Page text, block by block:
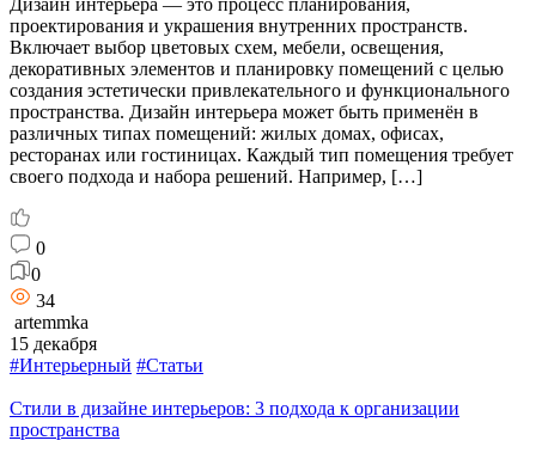
Дизайн интерьера — это процесс планирования,
проектирования и украшения внутренних пространств.
Включает выбор цветовых схем, мебели, освещения,
декоративных элементов и планировку помещений с целью
создания эстетически привлекательного и функционального
пространства. Дизайн интерьера может быть применён в
различных типах помещений: жилых домах, офисах,
ресторанах или гостиницах. Каждый тип помещения требует
своего подхода и набора решений. Например, […]
0
0
34
artemmka
15 декабря
#Интерьерный #Статьи
Стили в дизайне интерьеров: 3 подхода к организации
пространства